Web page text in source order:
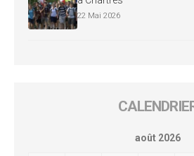
22 Mai 2026
août 2026